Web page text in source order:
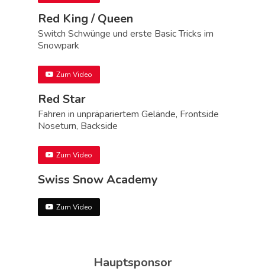
Red King / Queen
Switch Schwünge und erste Basic Tricks im
Snowpark
Zum Video
Red Star
Fahren in unpräpariertem Gelände, Frontside
Noseturn, Backside
Zum Video
Swiss Snow Academy
Zum Video
Hauptsponsor